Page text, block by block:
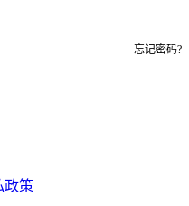
忘记密码?
政策